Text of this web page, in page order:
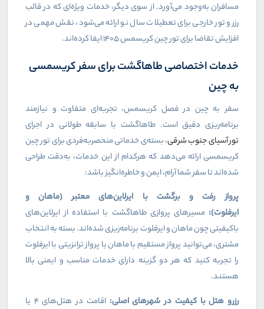
مسافران به‌وجود می‌آورد. از سوی دیگر، خدمات ویژه‌ای که در قالب
رزرو تور خارجی برای تعطیلات سال نو ارائه می‌شود، نقش مهمی در
افزایش تقاضا برای تور چین کریسمس 1405 ایفا کرده‌اند.
خدمات اختصاصی طاهاگشت برای سفر کریسمسی
به چین
سفر به چین در فصل کریسمس، تجربه‌ای متفاوت و نیازمند
برنامه‌ریزی دقیق است. طاهاگشت با سابقه طولانی در اجرای
تور آسیای جنوب شرقی، بسته‌ی خدماتی منحصربه‌فردی برای تور چین
کریسمسی ارائه می‌دهد که هرکدام از این خدمات، به‌دقت طراحی
شده‌اند تا سفر شما آرام، ایمن و خاطره‌انگیز باشد:
پرواز رفت و برگشت با ایرلاین‌های معتبر (ماهان و
ایرفلوت): مسیرهای پروازی طاهاگشت با استفاده از ایرلاین‌های
باکیفیتی چون ماهان و ایرفلوت برنامه‌ریزی شده‌اند. بسته به انتخاب
مشتری، می‌توانید پرواز مستقیم با ماهان یا پرواز ترانزیتی با ایرفلوت
را تجربه کنید که هر دو گزینه دارای خدمات مناسب و ایمنی بالا
هستند.
رزرو هتل با کیفیت در شهرهای اصلی: اقامت در هتل‌های۴ یا